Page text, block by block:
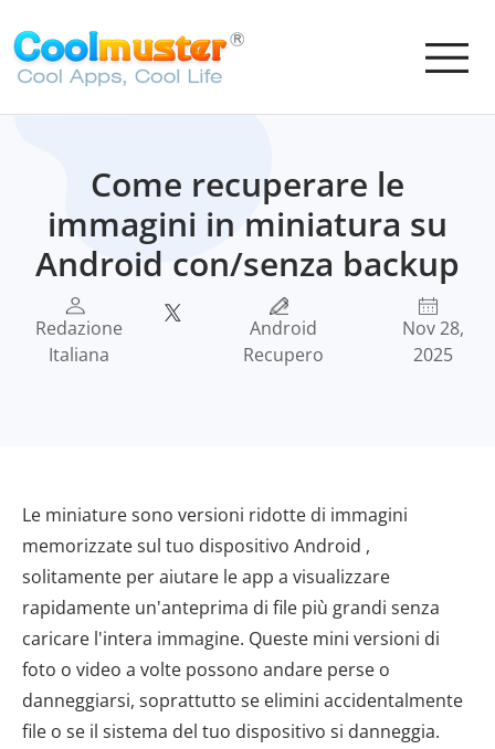
Come recuperare le
immagini in miniatura su
Android con/senza backup
Redazione
Italiana
Android
Recupero
Nov 28,
2025
Le miniature sono versioni ridotte di immagini
memorizzate sul tuo dispositivo Android ,
solitamente per aiutare le app a visualizzare
rapidamente un'anteprima di file più grandi senza
caricare l'intera immagine. Queste mini versioni di
foto o video a volte possono andare perse o
danneggiarsi, soprattutto se elimini accidentalmente
file o se il sistema del tuo dispositivo si danneggia.